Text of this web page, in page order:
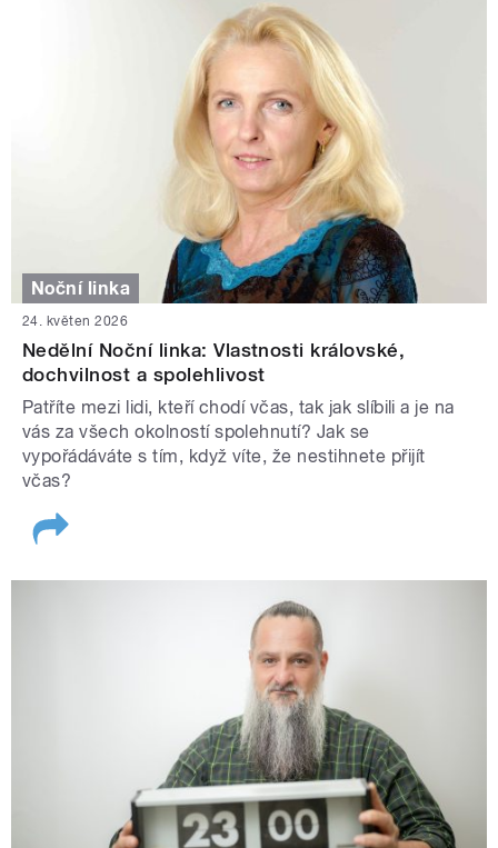
Noční linka
24. květen 2026
Nedělní Noční linka: Vlastnosti královské,
dochvilnost a spolehlivost
Patříte mezi lidi, kteří chodí včas, tak jak slíbili a je na
vás za všech okolností spolehnutí? Jak se
vypořádáváte s tím, když víte, že nestihnete přijít
včas?